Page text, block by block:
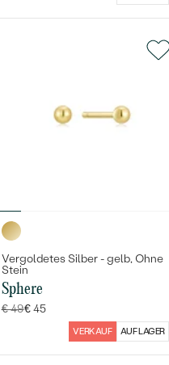
Vergoldetes Silber - gelb, Ohne
Stein
Sphere
€ 49€ 45
VERKAUF AUF LAGER